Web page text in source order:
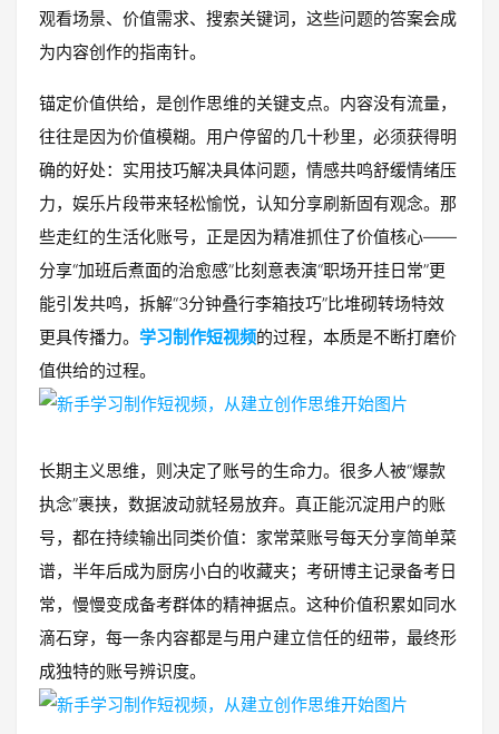
观看场景、价值需求、搜索关键词，这些问题的答案会成
为内容创作的指南针。
锚定价值供给，是创作思维的关键支点。内容没有流量，
往往是因为价值模糊。用户停留的几十秒里，必须获得明
确的好处：实用技巧解决具体问题，情感共鸣舒缓情绪压
力，娱乐片段带来轻松愉悦，认知分享刷新固有观念。那
些走红的生活化账号，正是因为精准抓住了价值核心——
分享“加班后煮面的治愈感”比刻意表演“职场开挂日常”更
能引发共鸣，拆解“3分钟叠行李箱技巧”比堆砌转场特效
更具传播力。 学习制作短视频的过程，本质是不断打磨价
值供给的过程。
长期主义思维，则决定了账号的生命力。很多人被“爆款
执念”裹挟，数据波动就轻易放弃。真正能沉淀用户的账
号，都在持续输出同类价值：家常菜账号每天分享简单菜
谱，半年后成为厨房小白的收藏夹；考研博主记录备考日
常，慢慢变成备考群体的精神据点。这种价值积累如同水
滴石穿，每一条内容都是与用户建立信任的纽带，最终形
成独特的账号辨识度。